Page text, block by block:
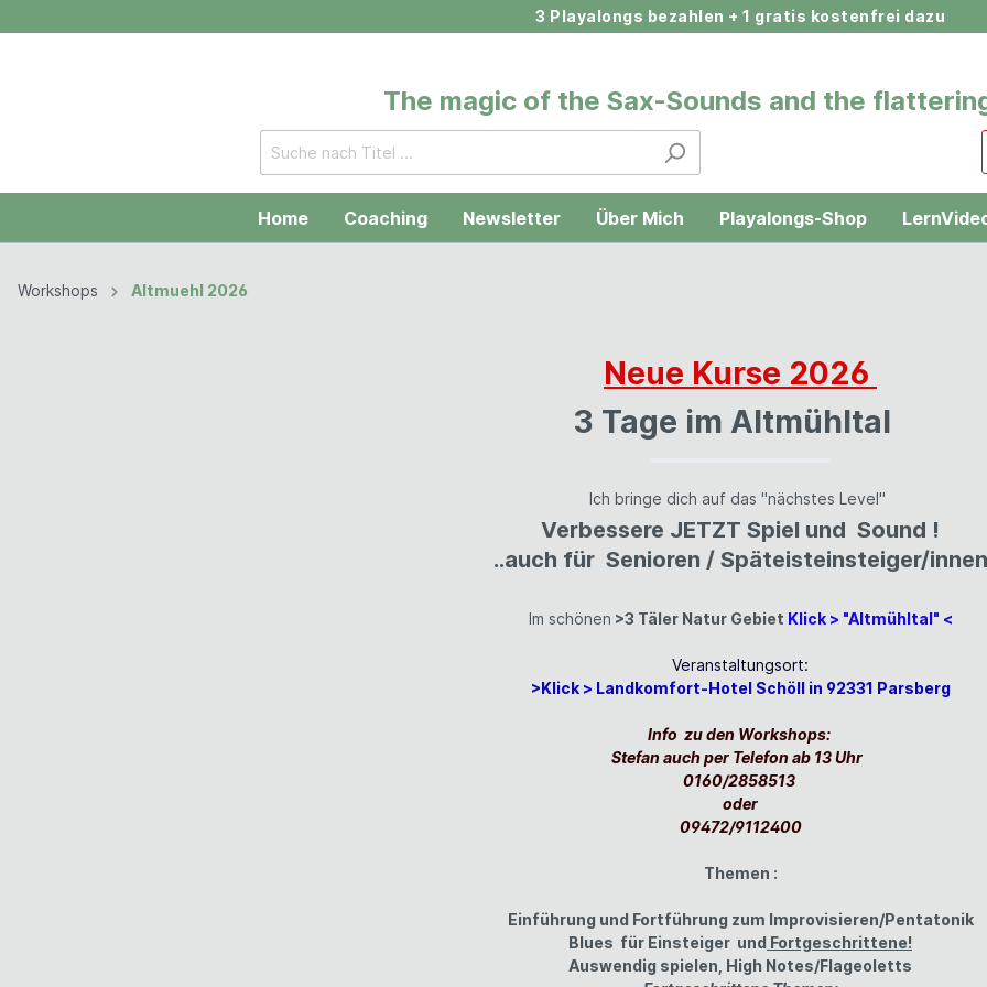
3 Playalongs bezahlen + 1 gratis kostenfrei dazu
The magic of the Sax-Sounds and the
Home Coaching Newsletter Über Mich Playalongs-Shop
Zur Kategorie Workshops
Teneriffa
Workshops Altmuehl 2026
Neue Kurse 2026
3 Tage im Altmühltal
Ich bringe dich auf das "nächstes Level"
Verbessere JETZT Spiel und Sound !
..auch für Senioren / Späteisteinsteiger/innen
Im schönen >3 Täler Natur Gebiet Klick > "Altmühltal" <
Veranstaltungsort:
>Klick > Landkomfort-Hotel Schöll in 92331 Parsberg
Info zu den Workshops:
Stefan auch per Telefon ab 13 Uhr
0160/2858513
oder
09472/9112400
Themen :
Einführung und Fortführung zum Improvisieren/Pentatonik
Blues für Einsteiger und Fortgeschrittene!
Auswendig spielen, High Notes/Flageoletts